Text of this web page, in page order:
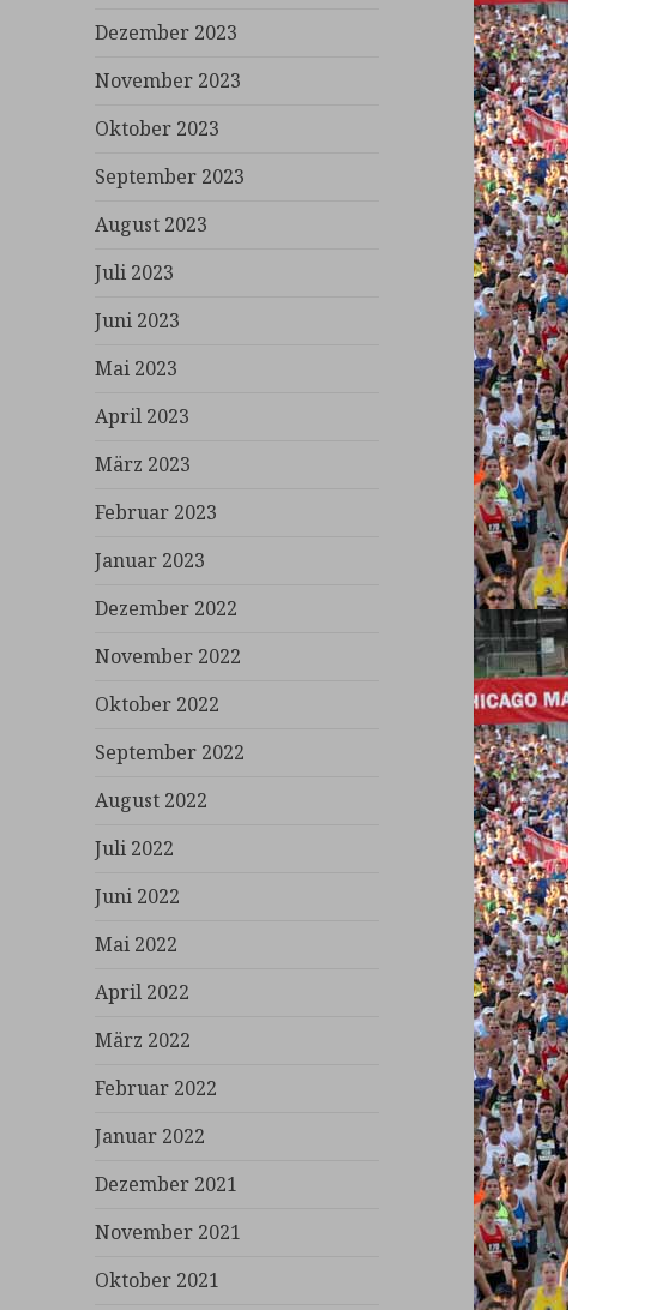
Dezember 2023
November 2023
Oktober 2023
September 2023
August 2023
Juli 2023
Juni 2023
Mai 2023
April 2023
März 2023
Februar 2023
Januar 2023
Dezember 2022
November 2022
Oktober 2022
September 2022
August 2022
Juli 2022
Juni 2022
Mai 2022
April 2022
März 2022
Februar 2022
Januar 2022
Dezember 2021
November 2021
Oktober 2021